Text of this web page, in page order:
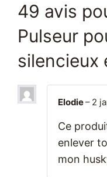
49 avis
Pulseur
silencieux
Elodie– 2
Ce
enlever
mon